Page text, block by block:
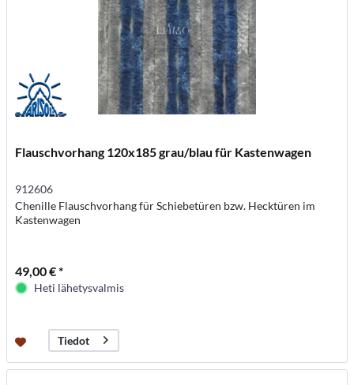
Flauschvorhang 120x185 grau/blau für Kastenwagen
912606
Chenille Flauschvorhang für Schiebetüren bzw. Hecktüren im
Kastenwagen
49,00 € *
Heti lähetysvalmis
Tiedot